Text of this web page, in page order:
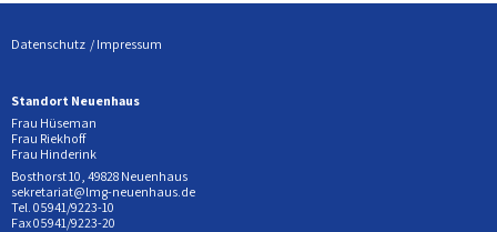
Datenschutz Impressum
Standort Neuenhaus
Frau Hüseman
Frau Riekhoff
Frau Hinderink
Bosthorst 10, 49828 Neuenhaus
sekretariat@lmg-neuenhaus.de
Tel. 05941/9223-10
Fax 05941/9223-20